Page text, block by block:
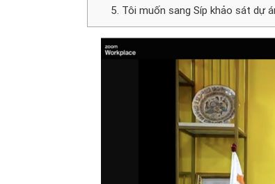
5. Tôi muốn sang Síp khảo sát dự